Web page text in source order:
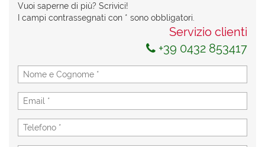
Vuoi saperne di più? Scrivici!
I campi contrassegnati con * sono obbligatori.
Servizio clienti
+39 0432 853417